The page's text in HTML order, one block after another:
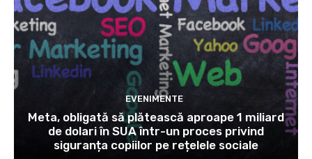
EVENIMENTE
Meta, obligată să plătească aproape 1 miliard
de dolari în SUA într-un proces privind
siguranța copiilor pe rețelele sociale